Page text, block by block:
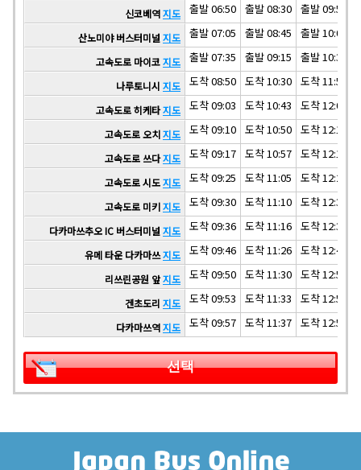
신코베역지도 출발 06:50 출발 08:30 출발 09:50
산노미야 버스터미널 지도 출발 07:05 출발 08:45 출발 10:05
고속도로 마이코지도 출발 07:35 출발 09:15 출발 10:35
나루토니시 지도 도착 08:50 도착 10:30 도착 11:50
고속도로 히케타지도 도착 09:03 도착 10:43 도착 12:03
고속도로 오치지도 도착 09:10 도착 10:50 도착 12:10
고속도로 쓰다지도 도착 09:17 도착 10:57 도착 12:17
고속도로 시도지도 도착 09:25 도착 11:05 도착 12:25
고속도로 미키지도 도착 09:30 도착 11:10 도착 12:30
다카마쓰추오 IC 버스터미널 지도 도착 09:36 도착 11:16 도착 12:36
유메 타운 다카마쓰지도 도착 09:46 도착 11:26 도착 12:46
리쓰린공원 앞지도 도착 09:50 도착 11:30 도착 12:50
겐초도리 지도 도착 09:53 도착 11:33 도착 12:53
다카마쓰역지도 도착 09:57 도착 11:37 도착 12:57
선택